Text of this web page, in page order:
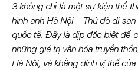
3 không chỉ là một sự kiện thể
hình ảnh Hà Nội – Thủ đô di
quốc tế. Đây là dịp đặc biệt để
những giá trị văn hóa truyền
Hà Nội, và khẳng định vị thế